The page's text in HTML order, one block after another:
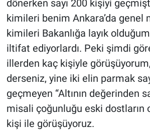
dönerken sayı 200 kişiyi
kimileri benim Ankara’da genel
kimileri Bakanlığa layık
iltifat ediyorlardı. Peki şimdi
illerden kaç kişiyle
derseniz, yine iki elin parmak
geçmeyen “Altının değerinden
misali çoğunluğu eski dostların
kişi ile görüşüyoruz.